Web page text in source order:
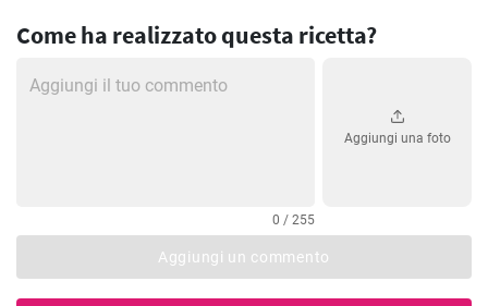
Come ha realizzato questa ricetta?
0 / 255
Aggiungi una foto
Aggiungi un commento